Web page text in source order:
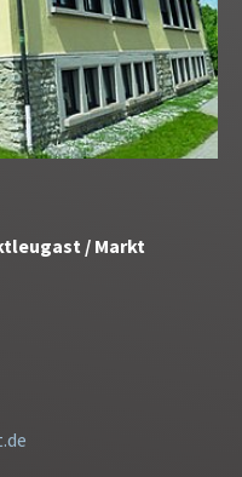
/ Markt